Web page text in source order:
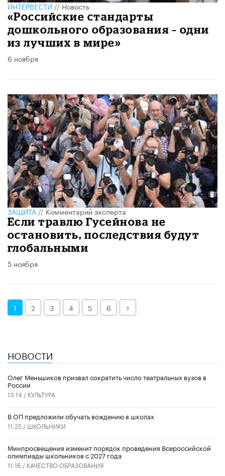
ИНТЕРВЕСТИ//Новость
«Российские стандарты
дошкольного образования – одни
из лучших в мире»
6 ноября
ЗАЩИТА//Комментарий эксперта
Если травлю Гусейнова не
остановить, последствия будут
глобальными
5 ноября
1 2 3 4 5 6 Далее
НОВОСТИ
Олег Меньшиков призвал сократить число театральных вузов в
России
13:14 / КУЛЬТУРА
В ОП предложили обучать вождению в школах
11:25 / ШКОЛЬНИКИ
Минпросвещения изменит порядок проведения Всероссийской
олимпиады школьников с 2027 года
11:16 / КАЧЕСТВО ОБРАЗОВАНИЯ